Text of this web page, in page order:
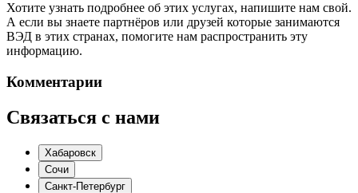
Хотите узнать подробнее об этих услугах, напишите нам свой.
А если вы знаете партнёров или друзей которые занимаются
ВЭД в этих странах, помогите нам распространить эту
информацию.
Комментарии
Связаться с нами
Хабаровск
Сочи
Санкт-Петербург